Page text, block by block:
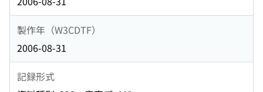
製作年（W3CDTF）
2006-08-31
記録形式